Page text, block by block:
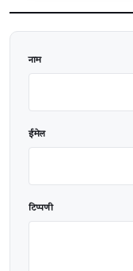
नाम
ईमेल
टिप्पणी